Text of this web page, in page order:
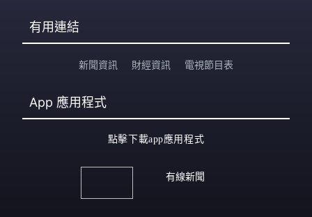
有用連結
新聞資訊 財經資訊 電視節目表
App 應用程式
點擊下載app應用程式
有線新聞